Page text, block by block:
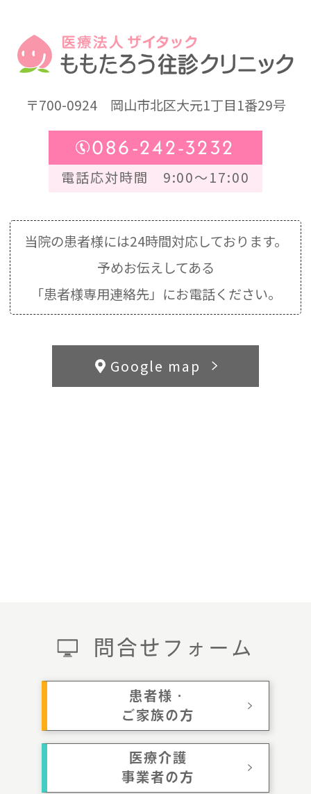
〒700-0924岡山市北区大元1丁目1番29号
086-242-3232
電話応対時間 9:00～17:00
当院の患者様には24時間対応しております。
予めお伝えしてある
「患者様専用連絡先」にお電話ください。
問合せフォーム
患者様・
ご家族の方
医療介護
事業者の方
Google map